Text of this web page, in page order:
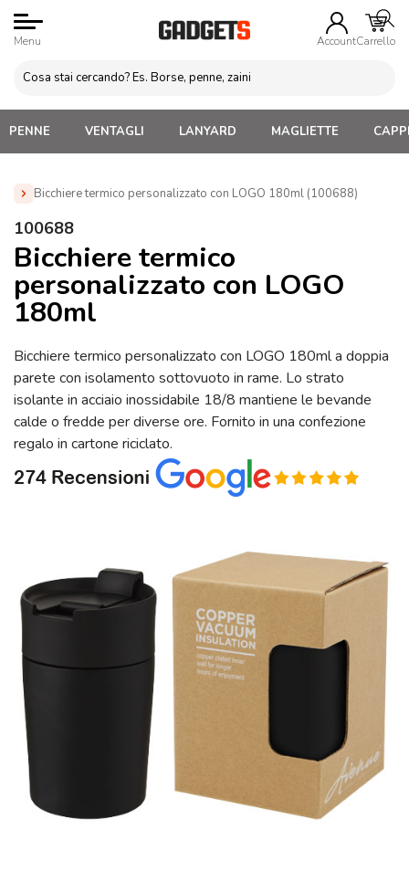
Menu AccountCarrello
PENNE VENTAGLI LANYARD MAGLIETTE
Bicchiere termico personalizzato con LOGO 180ml (100688)
Home »
100688
Bicchiere termico
personalizzato con LOGO
180ml
Bicchiere termico personalizzato con LOGO 180ml a doppia
parete con isolamento sottovuoto in rame. Lo strato
isolante in acciaio inossidabile 18/8 mantiene le bevande
calde o fredde per diverse ore. Fornito in una confezione
regalo in cartone riciclato.